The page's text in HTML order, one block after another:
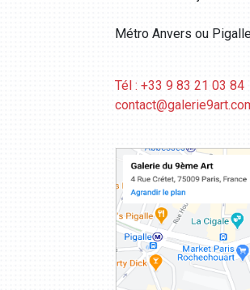
Métro Anvers ou
Tél : +33 9 83 21 03 84